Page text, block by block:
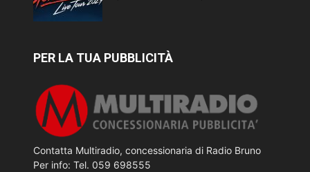
PER LA TUA PUBBLICITÀ
Contatta Multiradio, concessionaria di Radio Bruno
Per info: Tel. 059 698555